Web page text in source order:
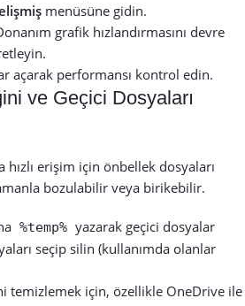
menüsüne gidin.
grafik hızlandırmasını devre
açarak performansı kontrol edin.
ve Geçici Dosyaları
hızlı erişim için önbellek dosyaları
bozulabilir veya birikebilir.
%temp% yazarak geçici dosyalar
seçip silin (kullanımda olanlar
temizlemek için, özellikle OneDrive ile